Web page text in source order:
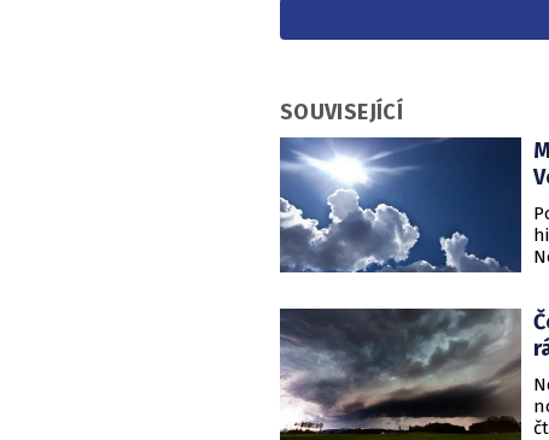
SOUVISEJÍCÍ